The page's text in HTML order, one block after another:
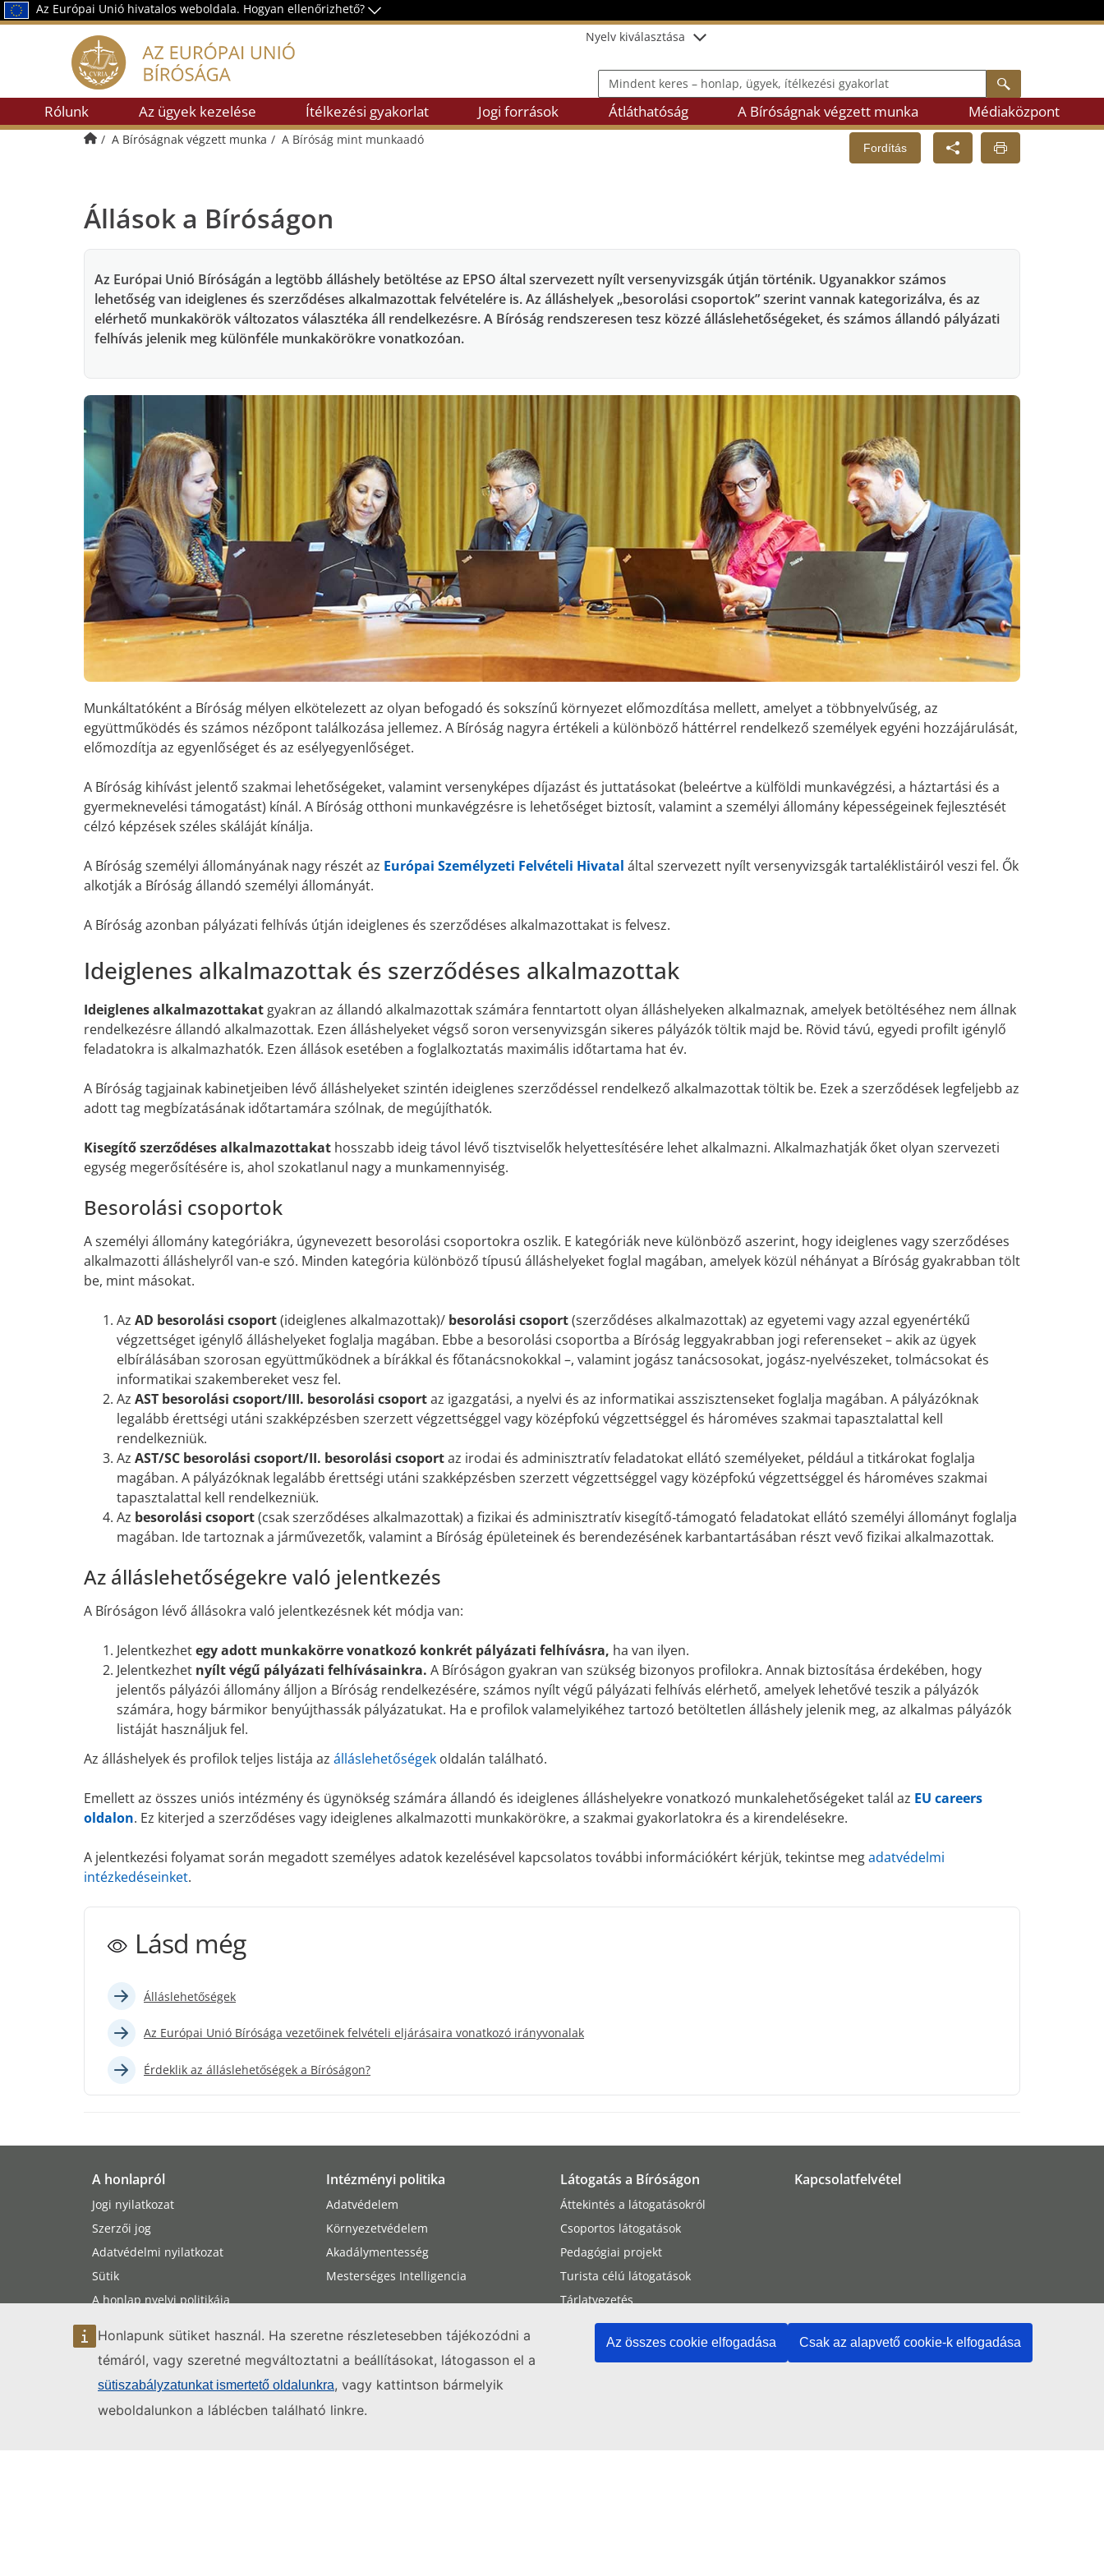
Honlapunk sütiket használ. Ha szeretne részletesebben tájékozódni a
témáról, vagy szeretné megváltoztatni a beállításokat, látogasson el a
sütiszabályzatunkat ismertető oldalunkra, vagy kattintson bármelyik
weboldalunkon a láblécben található linkre.
Az összes cookie elfogadása Csak az alapvető cookie-k elfogadása
Az Európai Unió hivatalos weboldala. Hogyan ellenőrizhető?
Nyelv kiválasztása
Mindent keres – honlap, ügyek, ítélkezési gyakorlat
Rólunk Az ügyek kezelése Ítélkezési gyakorlat Jogi források Átláthatóság A Bíróságnak végzett munka Médiaközpont
Kezdőlap
A Bíróságnak végzett munka A Bíróság mint munkaadó
Fordítás
Állások a Bíróságon
Az Európai Unió Bíróságán a legtöbb álláshely betöltése az EPSO által szervezett nyílt versenyvizsgák útján történik. Ugyanakkor számos
lehetőség van ideiglenes és szerződéses alkalmazottak felvételére is. Az álláshelyek „besorolási csoportok” szerint vannak kategorizálva, és az
elérhető munkakörök változatos választéka áll rendelkezésre. A Bíróság rendszeresen tesz közzé álláslehetőségeket, és számos állandó pályázati
felhívás jelenik meg különféle munkakörökre vonatkozóan.
Munkáltatóként a Bíróság mélyen elkötelezett az olyan befogadó és sokszínű környezet előmozdítása mellett, amelyet a többnyelvűség, az
együttműködés és számos nézőpont találkozása jellemez. A Bíróság nagyra értékeli a különböző háttérrel rendelkező személyek egyéni hozzájárulását,
előmozdítja az egyenlőséget és az esélyegyenlőséget.
A Bíróság kihívást jelentő szakmai lehetőségeket, valamint versenyképes díjazást és juttatásokat (beleértve a külföldi munkavégzési, a háztartási és a
gyermeknevelési támogatást) kínál. A Bíróság otthoni munkavégzésre is lehetőséget biztosít, valamint a személyi állomány képességeinek fejlesztését
célzó képzések széles skáláját kínálja.
A Bíróság személyi állományának nagy részét az Európai Személyzeti Felvételi Hivatal által szervezett nyílt versenyvizsgák tartaléklistáiról veszi fel. Ők
alkotják a Bíróság állandó személyi állományát.
A Bíróság azonban pályázati felhívás útján ideiglenes és szerződéses alkalmazottakat is felvesz.
Ideiglenes alkalmazottak és szerződéses alkalmazottak
Ideiglenes alkalmazottakat gyakran az állandó alkalmazottak számára fenntartott olyan álláshelyeken alkalmaznak, amelyek betöltéséhez nem állnak
rendelkezésre állandó alkalmazottak. Ezen álláshelyeket végső soron versenyvizsgán sikeres pályázók töltik majd be. Rövid távú, egyedi profilt igénylő
feladatokra is alkalmazhatók. Ezen állások esetében a foglalkoztatás maximális időtartama hat év.
A Bíróság tagjainak kabinetjeiben lévő álláshelyeket szintén ideiglenes szerződéssel rendelkező alkalmazottak töltik be. Ezek a szerződések legfeljebb az
adott tag megbízatásának időtartamára szólnak, de megújíthatók.
Kisegítő szerződéses alkalmazottakat hosszabb ideig távol lévő tisztviselők helyettesítésére lehet alkalmazni. Alkalmazhatják őket olyan szervezeti
egység megerősítésére is, ahol szokatlanul nagy a munkamennyiség.
Besorolási csoportok
A személyi állomány kategóriákra, úgynevezett besorolási csoportokra oszlik. E kategóriák neve különböző aszerint, hogy ideiglenes vagy szerződéses
alkalmazotti álláshelyről van‑e szó. Minden kategória különböző típusú álláshelyeket foglal magában, amelyek közül néhányat a Bíróság gyakrabban tölt
be, mint másokat.
Az AD besorolási csoport(ideiglenes alkalmazottak)/ besorolási csoport(szerződéses alkalmazottak) az egyetemi vagy azzal egyenértékű
végzettséget igénylő álláshelyeket foglalja magában. Ebbe a besorolási csoportba a Bíróság leggyakrabban jogi referenseket – akik az ügyek
elbírálásában szorosan együttműködnek a bírákkal és főtanácsnokokkal –, valamint jogász tanácsosokat, jogász‑nyelvészeket, tolmácsokat és
informatikai szakembereket vesz fel.
Az AST besorolási csoport/III. besorolási csoportaz igazgatási, a nyelvi és az informatikai asszisztenseket foglalja magában. A pályázóknak
legalább érettségi utáni szakképzésben szerzett végzettséggel vagy középfokú végzettséggel és hároméves szakmai tapasztalattal kell
rendelkezniük.
Az AST/SC besorolási csoport/II. besorolási csoportaz irodai és adminisztratív feladatokat ellátó személyeket, például a titkárokat foglalja
magában. A pályázóknak legalább érettségi utáni szakképzésben szerzett végzettséggel vagy középfokú végzettséggel és hároméves szakmai
tapasztalattal kell rendelkezniük.
Az besorolási csoport(csak szerződéses alkalmazottak) a fizikai és adminisztratív kisegítő‑támogató feladatokat ellátó személyi állományt foglalja
magában. Ide tartoznak a járművezetők, valamint a Bíróság épületeinek és berendezésének karbantartásában részt vevő fizikai alkalmazottak.
Az álláslehetőségekre való jelentkezés
A Bíróságon lévő állásokra való jelentkezésnek két módja van:
Jelentkezhetegy adott munkakörre vonatkozó konkrét pályázati felhívásra, ha van ilyen.
Jelentkezhet nyílt végű pályázati felhívásainkra. A Bíróságon gyakran van szükség bizonyos profilokra. Annak biztosítása érdekében, hogy
jelentős pályázói állomány álljon a Bíróság rendelkezésére, számos nyílt végű pályázati felhívás elérhető, amelyek lehetővé teszik a pályázók
számára, hogy bármikor benyújthassák pályázatukat. Ha e profilok valamelyikéhez tartozó betöltetlen álláshely jelenik meg, az alkalmas pályázók
listáját használjuk fel.
Az álláshelyek és profilok teljes listája az álláslehetőségek oldalán található.
Emellett az összes uniós intézmény és ügynökség számára állandó és ideiglenes álláshelyekre vonatkozó munkalehetőségeket talál az EU careers
oldalon. Ez kiterjed a szerződéses vagy ideiglenes alkalmazotti munkakörökre, a szakmai gyakorlatokra és a kirendelésekre.
A jelentkezési folyamat során megadott személyes adatok kezelésével kapcsolatos további információkért kérjük, tekintse megadatvédelmi
intézkedéseinket.
Lásd még
Álláslehetőségek
Az Európai Unió Bírósága vezetőinek felvételi eljárásaira vonatkozó irányvonalak
Érdeklik az álláslehetőségek a Bíróságon?
A honlapról
Jogi nyilatkozat
Szerzői jog
Adatvédelmi nyilatkozat
Sütik
A honlap nyelvi politikája
A honlap akadálymentessége
Oldaltérkép
Intézményi politika
Adatvédelem
Környezetvédelem
Akadálymentesség
Mesterséges Intelligencia
Látogatás a Bíróságon
Áttekintés a látogatásokról
Csoportos látogatások
Pedagógiai projekt
Turista célú látogatások
Tárlatvezetés
A Bíróság megközelítése
Részvétel a tárgyalásokon
Kapcsolatfelvétel